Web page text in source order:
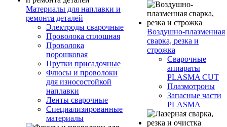
Материалы для наплавки и
ремонта деталей
Электроды сварочные
Проволока сплошная
Проволока
порошковая
Прутки присадочные
Флюсы и проволоки
для износостойкой
наплавки
Ленты сварочные
Специализированные
материалы
Воздушно-плазменная
сварка, резка и
строжка
Сварочные
аппараты
PLASMA CUT
Плазмотроны
Запасные части
PLASMA